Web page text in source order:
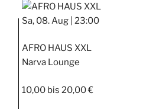
Sa, 08. Aug | 23:00
AFRO HAUS XXL
Narva Lounge
10,00 bis 20,00 €